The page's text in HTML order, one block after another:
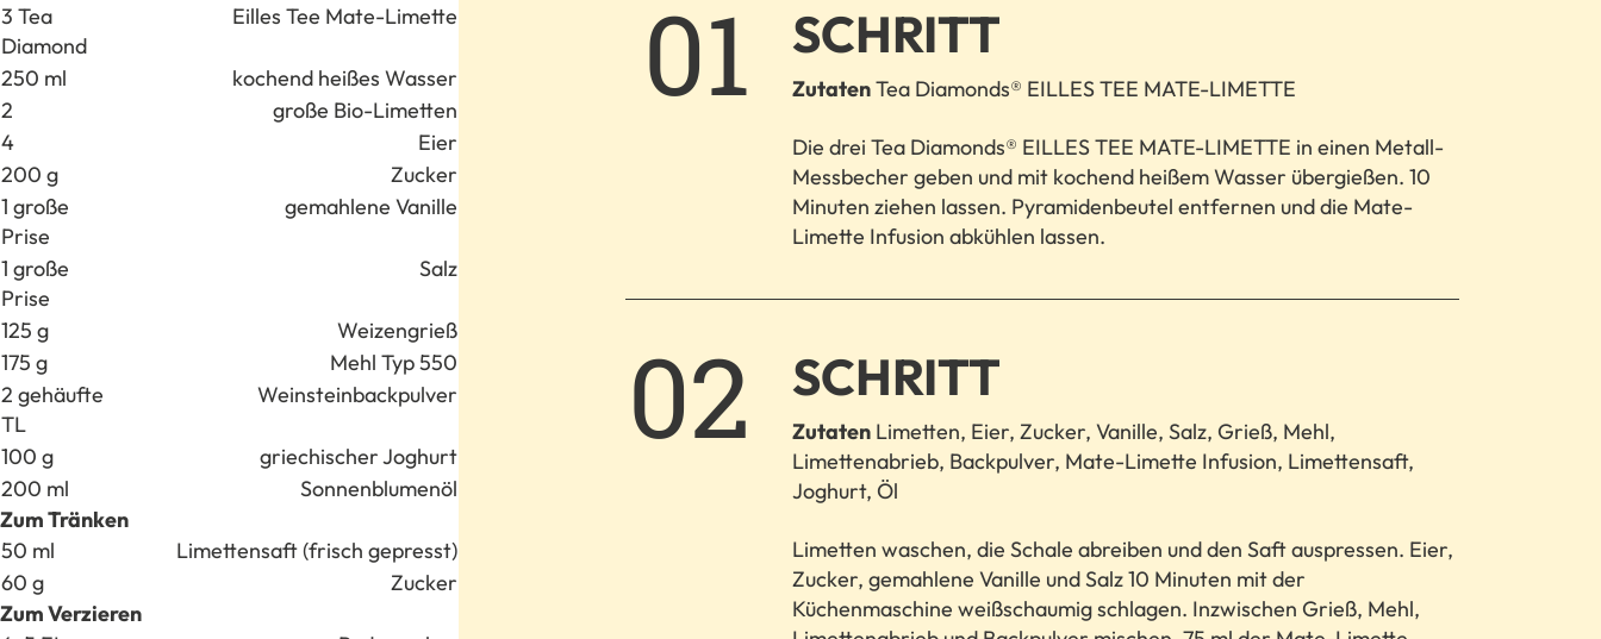
Anzahl
3 Tea
Diamond
Eilles Tee Mate-Limette
250 ml
kochend heißes Wasser
2
große Bio-Limetten
4
Eier
200 g
Zucker
1 große
Prise
gemahlene Vanille
1 große
Prise
Salz
125 g
Weizengrieß
175 g
Mehl Typ 550
2 gehäufte
TL
Weinsteinbackpulver
100 g
griechischer Joghurt
200 ml
Sonnenblumenöl
Zum Tränken
Anzahl
50 ml
Limettensaft (frisch gepresst)
60 g
Zucker
Zum Verzieren
1.
SCHRITT
ZutatenTea Diamonds® EILLES TEE MATE-LIMETTE
Die drei Tea Diamonds® EILLES TEE MATE-LIMETTE in einen Metall-
Messbecher geben und mit kochend heißem Wasser übergießen. 10
Minuten ziehen lassen. Pyramidenbeutel entfernen und die Mate-
Limette Infusion abkühlen lassen.
2.
SCHRITT
Zutaten Limetten, Eier, Zucker, Vanille, Salz, Grieß, Mehl,
Limettenabrieb, Backpulver, Mate-Limette Infusion, Limettensaft,
Joghurt, Öl
Limetten waschen, die Schale abreiben und den Saft auspressen. Eier,
Zucker, gemahlene Vanille und Salz 10 Minuten mit der
Küchenmaschine weißschaumig schlagen. Inzwischen Grieß, Mehl,